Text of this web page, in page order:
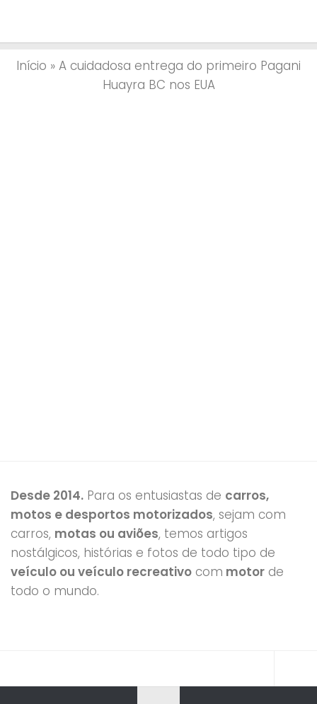
Início » A cuidadosa entrega do primeiro Pagani
Huayra BC nos EUA
Desde 2014. Para os entusiastas de carros,
motos e desportos motorizados, sejam com
carros, motas ou aviões, temos artigos
nostálgicos, histórias e fotos de todo tipo de
veículo ou veículo recreativo com motor de
todo o mundo.